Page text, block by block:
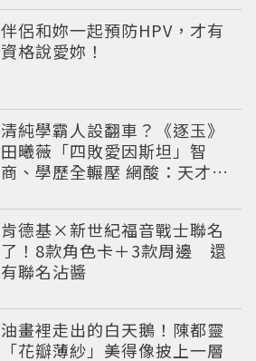
伴侶和妳一起預防HPV，才有
資格說愛妳！
清純學霸人設翻車？《逐玉》
田曦薇「四敗愛因斯坦」智
商、學歷全輾壓 網酸：天才全
肯德基×新世紀福音戰士聯名
了！8款角色卡＋3款周邊 還
有聯名沾醬
油畫裡走出的白天鵝！陳都靈
「花瓣薄紗」美得像披上一層